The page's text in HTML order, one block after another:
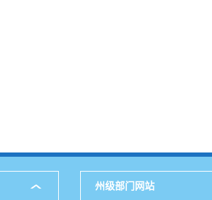
州级部门网站